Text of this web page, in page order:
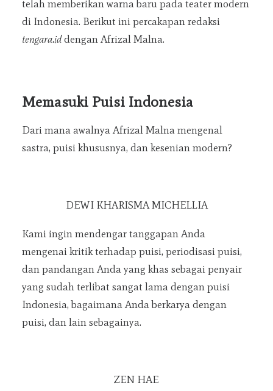
telah memberikan warna baru pada teater modern
di Indonesia. Berikut ini percakapan redaksi
tengara.iddengan Afrizal Malna.
Memasuki Puisi Indonesia
Dari mana awalnya Afrizal Malna mengenal
sastra, puisi khususnya, dan kesenian modern?
DEWI KHARISMA MICHELLIA
Kami ingin mendengar tanggapan Anda
mengenai kritik terhadap puisi, periodisasi puisi,
dan pandangan Anda yang khas sebagai penyair
yang sudah terlibat sangat lama dengan puisi
Indonesia, bagaimana Anda berkarya dengan
puisi, dan lain sebagainya.
ZEN HAE